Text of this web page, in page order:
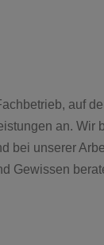
auf
an. Wir
bei unserer
Gewissen